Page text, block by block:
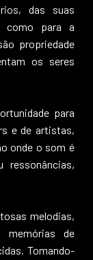
das suas
como para a
propriedade
os seres
para
e de artistas,
onde o som é
ressonâncias,
melodias,
memórias de
Tomando-